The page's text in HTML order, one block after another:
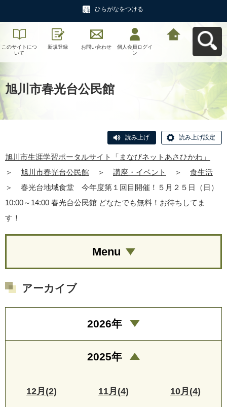
ひらがなをつける
このサイトにつ
いて
新規登録 お問い合わせ
個人会員ログイ
ン
旭川市春光台公民館
読み上げ 読み上げ設定
旭川市生涯学習ポータルサイト「まなびネットあさひかわ」
＞
旭川市春光台公民館 ＞ 講座・イベント ＞
食生活
＞
春光台地域食堂 今年度第１回目開催！５月２５日（日）
10:00～14:00 春光台公民館 どなたでも無料！お待ちしてま
す！
Menu
アーカイブ
2026年
2025年
12月(2) 11月(4) 10月(4)